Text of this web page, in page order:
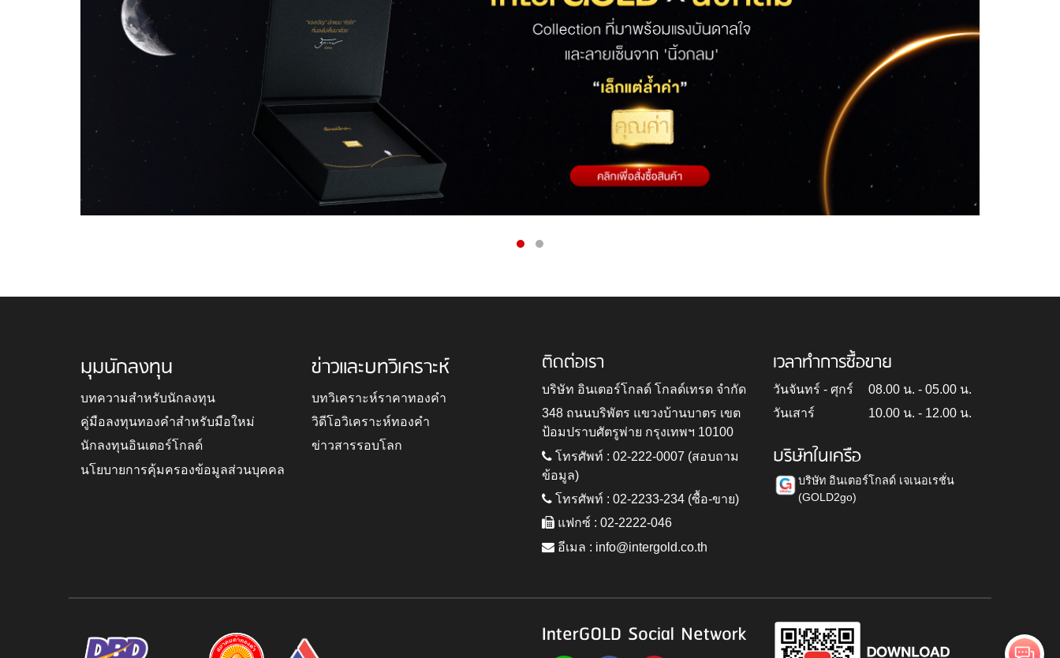
มุมนักลงทุน
บทความสำหรับนักลงทุน
คู่มือลงทุนทองคำสำหรับมือใหม่
นักลงทุนอินเตอร์โกลด์
นโยบายการคุ้มครองข้อมูลส่วนบุคคล
ข่าวและบทวิเคราะห์
บทวิเคราะห์ราคาทองคำ
วิดีโอวิเคราะห์ทองคำ
ข่าวสารรอบโลก
ติดต่อเรา
บริษัท อินเตอร์โกลด์ โกลด์เทรด จำกัด
348 ถนนบริพัตร แขวงบ้านบาตร เขต
ป้อมปราบศัตรูพ่าย กรุงเทพฯ 10100
โทรศัพท์ : 02-222-0007 (สอบถาม
ข้อมูล)
โทรศัพท์ : 02-2233-234 (ซื้อ-ขาย)
แฟกซ์ : 02-2222-046
อีเมล : info@intergold.co.th
เวลาทำการซื้อขาย
วันจันทร์ - ศุกร์
08.00 น. - 05.00 น.
วันเสาร์
10.00 น. - 12.00 น.
บริษัทในเครือ
บริษัท อินเตอร์โกลด์ เจเนอเรชั่น
(GOLD2go)
InterGOLD Social Network